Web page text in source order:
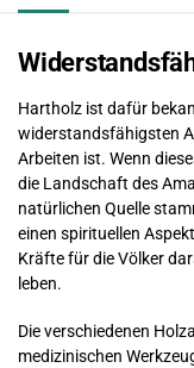
Hartholz ist dafür
widerstandsfähigsten
Arbeiten ist. Wenn
die Landschaft des
natürlichen Quelle
einen spirituellen
Kräfte für die Völker
leben.
Die verschiedenen
medizinischen